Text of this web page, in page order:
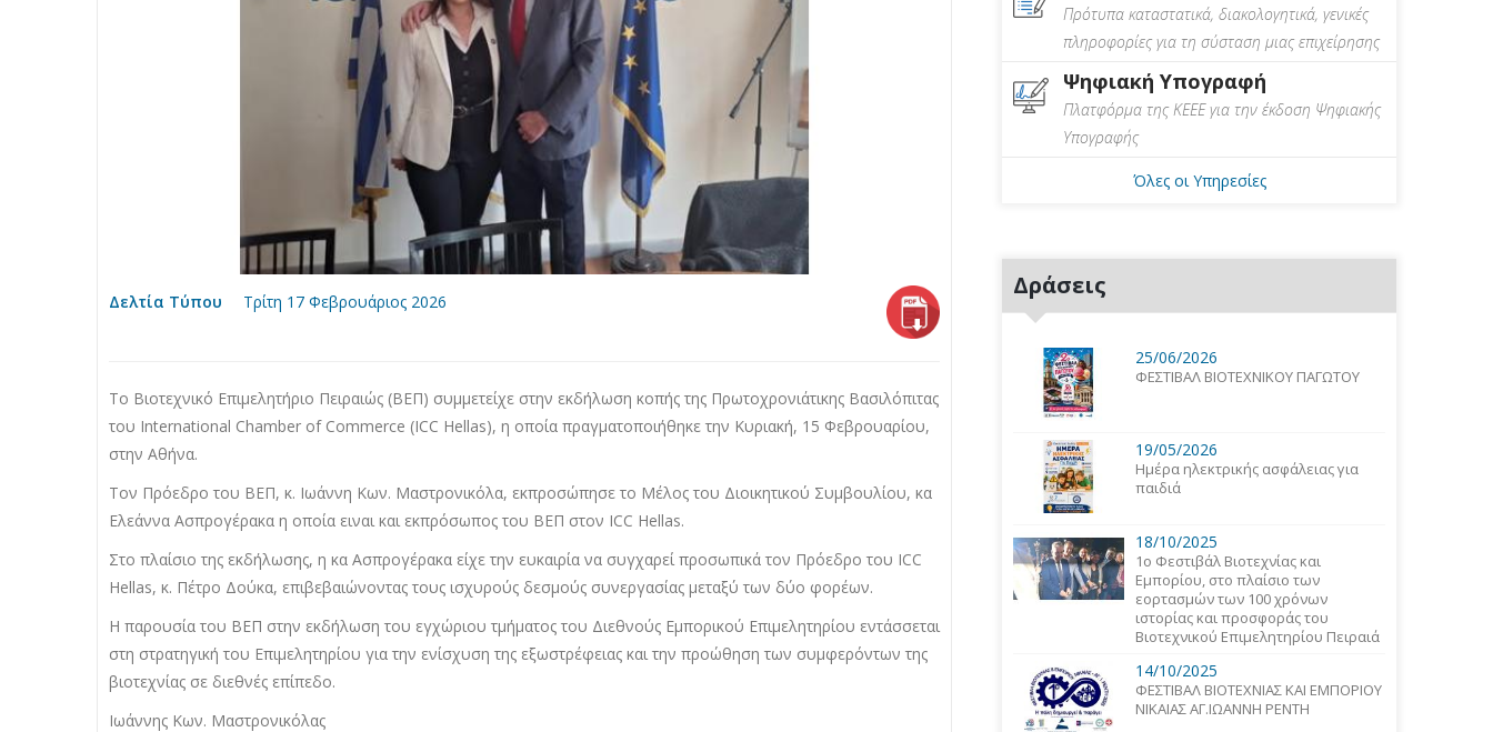
Δελτία Τύπου Τρίτη 17 Φεβρουάριος 2026
Το Βιοτεχνικό Επιμελητήριο Πειραιώς (ΒΕΠ) συμμετείχε στην εκδήλωση κοπής της Πρωτοχρονιάτικης Βασιλόπιτας
του International Chamber of Commerce (ICC Hellas), η οποία πραγματοποιήθηκε την Κυριακή, 15 Φεβρουαρίου,
στην Αθήνα.
​Τον Πρόεδρο του ΒΕΠ, κ. Ιωάννη Κων. Μαστρονικόλα, εκπροσώπησε το Μέλος του Διοικητικού Συμβουλίου, κα
Ελεάννα Ασπρογέρακα η οποία ειναι και εκπρόσωπος του ΒΕΠ στον ICC Hellas.
​Στο πλαίσιο της εκδήλωσης, η κα Ασπρογέρακα είχε την ευκαιρία να συγχαρεί προσωπικά τον Πρόεδρο του ICC
Hellas, κ. Πέτρο Δούκα, επιβεβαιώνοντας τους ισχυρούς δεσμούς συνεργασίας μεταξύ των δύο φορέων.
​Η παρουσία του ΒΕΠ στην εκδήλωση του εγχώριου τμήματος του Διεθνούς Εμπορικού Επιμελητηρίου εντάσσεται
στη στρατηγική του Επιμελητηρίου για την ενίσχυση της εξωστρέφειας και την προώθηση των συμφερόντων της
βιοτεχνίας σε διεθνές επίπεδο.
Ιωάννης Κων. Μαστρονικόλας
Πρότυπα καταστατικά, διακολογητικά, γενικές
πληροφορίες για τη σύσταση μιας επιχείρησης
Ψηφιακή Υπογραφή
Πλατφόρμα της ΚΕΕΕ για την έκδοση Ψηφιακής
Υπογραφής
Όλες οι Υπηρεσίες
Δράσεις
25/06/2026
ΦΕΣΤΙΒΑΛ ΒΙΟΤΕΧΝΙΚΟΥ ΠΑΓΩΤΟΥ
19/05/2026
Ημέρα ηλεκτρικής ασφάλειας για
παιδιά
18/10/2025
1o Φεστιβάλ Βιοτεχνίας και
Εμπορίου, στο πλαίσιο των
εορτασμών των 100 χρόνων
ιστορίας και προσφοράς του
Βιοτεχνικού Επιμελητηρίου Πειραιά
14/10/2025
ΦΕΣΤΙΒΑΛ ΒΙΟΤΕΧΝΙΑΣ ΚΑΙ ΕΜΠΟΡΙΟΥ
ΝΙΚΑΙΑΣ ΑΓ.ΙΩΑΝΝΗ ΡΕΝΤΗ